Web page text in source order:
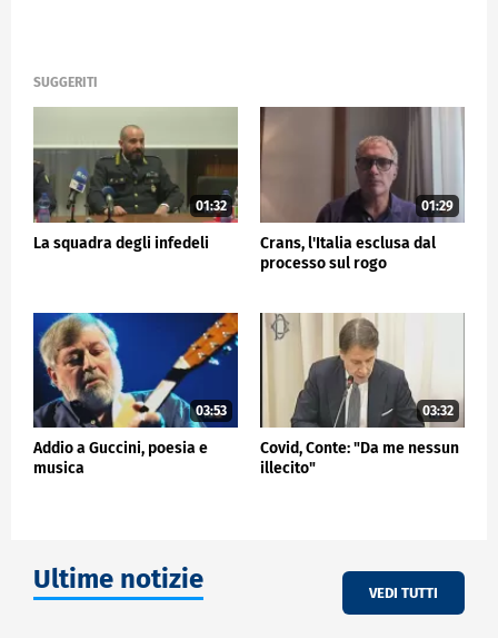
SUGGERITI
01:32
La squadra degli infedeli
01:29
Crans, l'Italia esclusa dal
processo sul rogo
03:53
Addio a Guccini, poesia e
musica
03:32
Covid, Conte: "Da me nessun
illecito"
Ultime notizie VEDI TUTTI